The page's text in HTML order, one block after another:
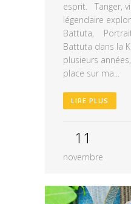
esprit. Tanger,
légendaire
Battuta,
Battuta dans la
plusieurs
place sur ma...
LIRE PLUS
11
novembre